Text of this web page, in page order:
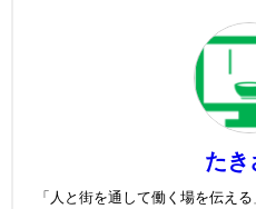
たき
「人と街を通して働く場を伝え